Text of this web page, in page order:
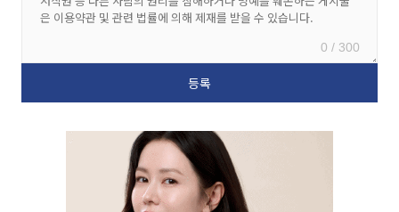
0 / 300